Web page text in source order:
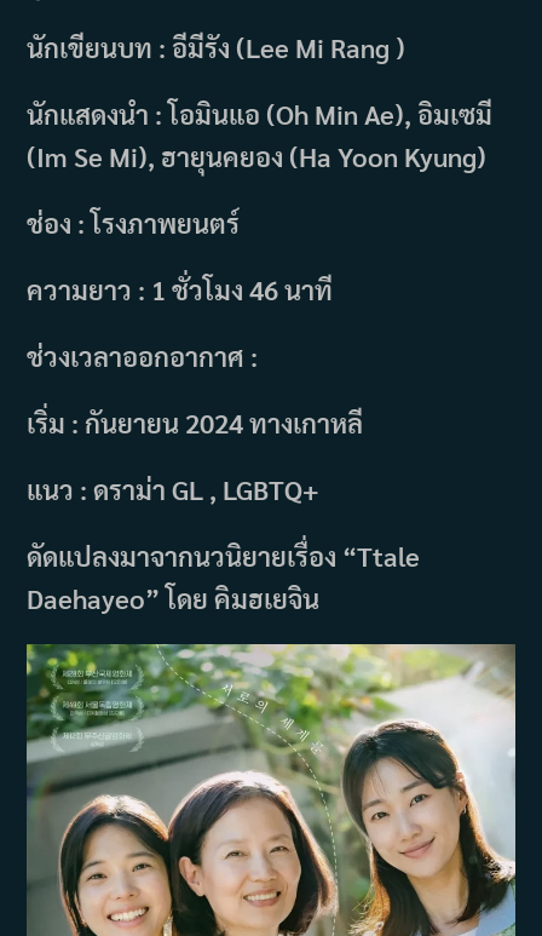
นักเขียนบท : อีมีรัง (Lee Mi Rang )
นักแสดงนำ : โอมินแอ (Oh Min Ae), อิมเซมี
(Im Se Mi), ฮายุนคยอง (Ha Yoon Kyung)
ช่อง : โรงภาพยนตร์
ความยาว : 1 ชั่วโมง 46 นาที
ช่วงเวลาออกอากาศ :
เริ่ม : กันยายน 2024 ทางเกาหลี
แนว : ดราม่า GL , LGBTQ+
ดัดแปลงมาจากนวนิยายเรื่อง “Ttale
Daehayeo” โดย คิมฮเยจิน